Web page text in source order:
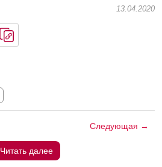
13.04.2020
Следующая →
Читать далее